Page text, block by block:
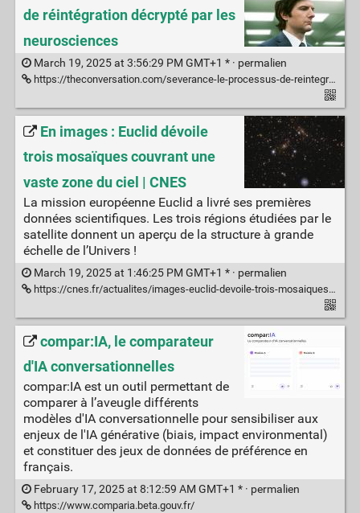
de réintégration décrypté par les
neurosciences
March 19, 2025 at 3:56:29 PM GMT+1 * · permalien
https://theconversation.com/severance-le-processus-de-reintegration-decrypte-par-les-neurosciences-252000
En images : Euclid dévoile
trois mosaïques couvrant une
vaste zone du ciel | CNES
La mission européenne Euclid a livré ses premières
données scientifiques. Les trois régions étudiées par le
satellite donnent un aperçu de la structure à grande
échelle de l’Univers !
March 19, 2025 at 1:46:25 PM GMT+1 * · permalien
https://cnes.fr/actualites/images-euclid-devoile-trois-mosaiques-couvrant-une-vaste-zone-ciel
compar:IA, le comparateur
d'IA conversationnelles
compar:IA est un outil permettant de
comparer à l’aveugle différents
modèles d'IA conversationnelle pour sensibiliser aux
enjeux de l'IA générative (biais, impact environmental)
et constituer des jeux de données de préférence en
français.
February 17, 2025 at 8:12:59 AM GMT+1 * · permalien
https://www.comparia.beta.gouv.fr/